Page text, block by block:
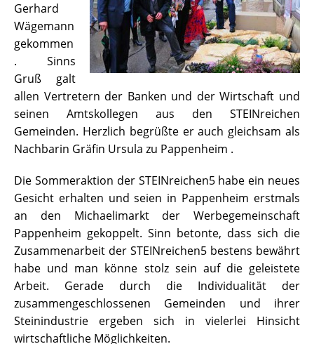
Gerhard
Wägemann
gekommen
. Sinns
Gruß galt
allen Vertretern der Banken und der Wirtschaft und
seinen Amtskollegen aus den STEINreichen
Gemeinden. Herzlich begrüßte er auch gleichsam als
Nachbarin Gräfin Ursula zu Pappenheim .
Die Sommeraktion der STEINreichen5 habe ein neues
Gesicht erhalten und seien in Pappenheim erstmals
an den Michaelimarkt der Werbegemeinschaft
Pappenheim gekoppelt. Sinn betonte, dass sich die
Zusammenarbeit der STEINreichen5 bestens bewährt
habe und man könne stolz sein auf die geleistete
Arbeit. Gerade durch die Individualität der
zusammengeschlossenen Gemeinden und ihrer
Steinindustrie ergeben sich in vielerlei Hinsicht
wirtschaftliche Möglichkeiten.